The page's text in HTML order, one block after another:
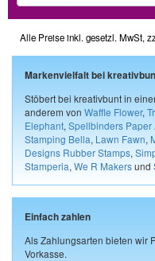
Alle Preise inkl. gesetzl. MwSt,
Markenvielfalt bei
Stöbert bei kreativbunt in
anderem von Waffle Flower,
Elephant, Spellbinders Paper
Stamping Bella, Lawn Fawn,
Designs Rubber Stamps,
Stamperia, We R Makersund
Einfach zahlen
Als Zahlungsarten bieten wir
Vorkasse.